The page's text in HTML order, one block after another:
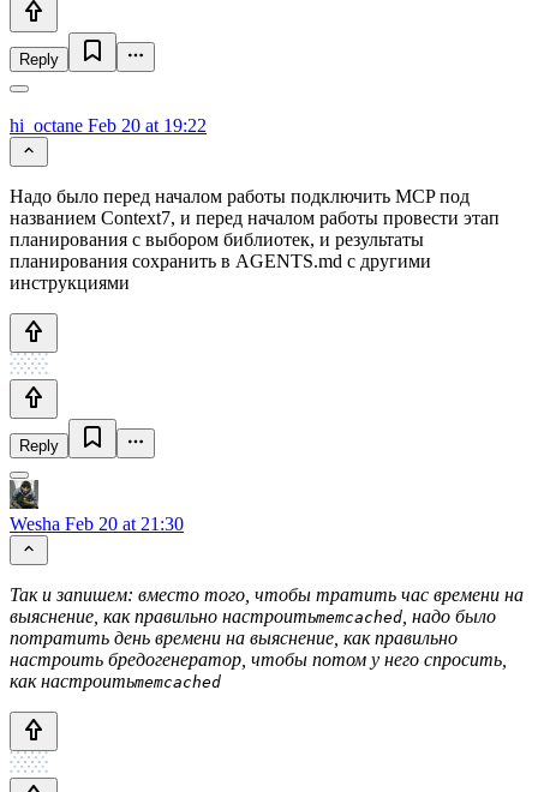
Reply
hi_octane Feb 20 at 19:22
Надо было перед началом работы подключить MCP под
названием Context7, и перед началом работы провести этап
планирования с выбором библиотек, и результаты
планирования сохранить в AGENTS.md с другими
инструкциями
Reply
Wesha Feb 20 at 21:30
Так и запишем: вместо того, чтобы тратить час времени на
выяснение, как правильно настроитьmemcached , надо было
потратить день времени на выяснение, как правильно
настроить бредогенератор, чтобы потом у него спросить,
как настроитьmemcached